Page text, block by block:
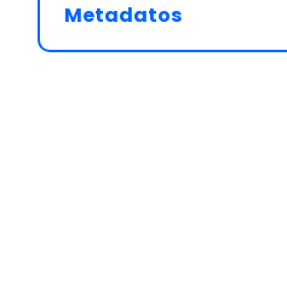
Metadatos